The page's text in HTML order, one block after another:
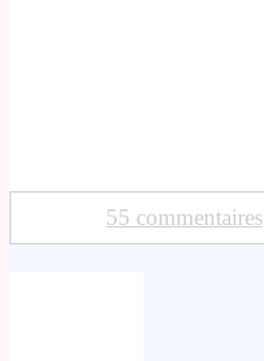
55 commentaires